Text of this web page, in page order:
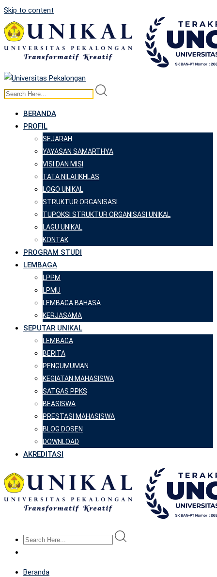
Skip to content
BERANDA
PROFIL
SEJARAH
YAYASAN SAMARTHYA
VISI DAN MISI
TATA NILAI IKHLAS
LOGO UNIKAL
STRUKTUR ORGANISASI
TUPOKSI STRUKTUR ORGANISASI UNIKAL
LAGU UNIKAL
KONTAK
PROGRAM STUDI
LEMBAGA
LPPM
LPMU
LEMBAGA BAHASA
KERJASAMA
SEPUTAR UNIKAL
LEMBAGA
BERITA
PENGUMUMAN
KEGIATAN MAHASISWA
SATGAS PPKS
BEASISWA
PRESTASI MAHASISWA
BLOG DOSEN
DOWNLOAD
AKREDITASI
Beranda